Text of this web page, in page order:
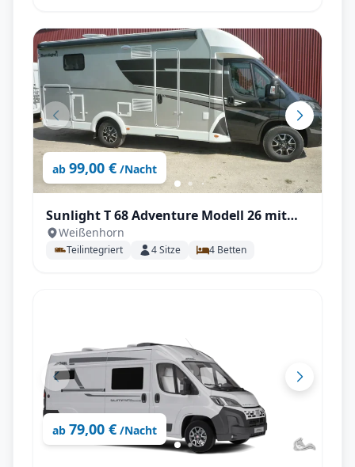
ab 99,00 € /Nacht
Sunlight T 68 Adventure Modell 26 mit
Einzelbetten +Hubbett
Weißenhorn
Teilintegriert 4Sitze 4 Betten
ab 79,00 € /Nacht